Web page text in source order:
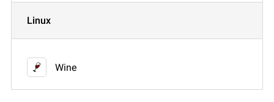
Linux
Wine